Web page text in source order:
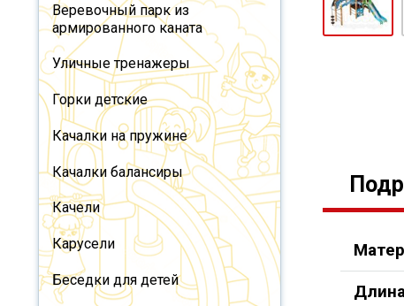
Веревочный парк из
армированного каната
Уличные тренажеры
Горки детские
Качалки на пружине
Качалки балансиры
Качели
Карусели
Беседки для детей